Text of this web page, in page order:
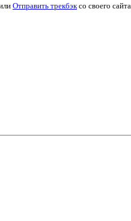
или Отправить трекбэк со своего сайта